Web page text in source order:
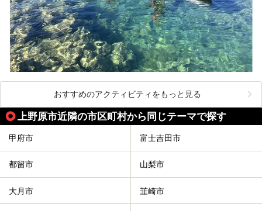
おすすめのアクティビティをもっと見る
上野原市近隣の市区町村から同じテーマで探す
甲府市 富士吉田市
都留市 山梨市
大月市 韮崎市